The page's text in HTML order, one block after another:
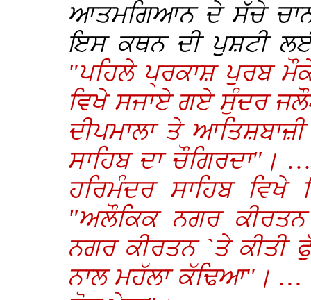
ਆਤਮਗਿਆਨ ਦੇ ਸੱਚੇ
ਇਸ ਕਥਨ ਦੀ ਪੁਸ਼ਟੀ
"ਪਹਿਲੇ ਪ੍ਰਕਾਸ਼ ਪੁਰਬ
ਵਿਖੇ ਸਜਾਏ ਗਏ ਸੁੰਦਰ
ਦੀਪਮਾਲਾ ਤੇ
ਸਾਹਿਬ ਦਾ
ਹਰਿਮੰਦਰ ਸਾਹਿਬ
"ਅਲੌਕਿਕ ਨਗਰ
ਨਗਰ ਕੀਰਤਨ `ਤੇ ਕੀਤੀ
ਨਾਲ ਮਹੱਲਾ ਕੱਢਿਆ"।